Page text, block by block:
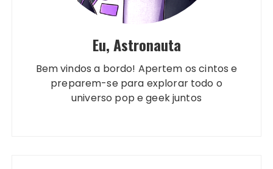
Eu, Astronauta
Bem vindos a bordo! Apertem os cintos e
preparem-se para explorar todo o
universo pop e geek juntos